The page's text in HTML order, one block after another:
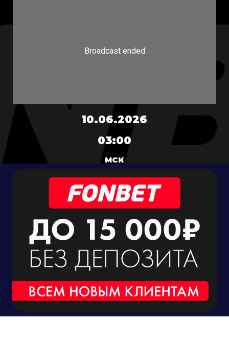
10.06.2026
03:00
МСК